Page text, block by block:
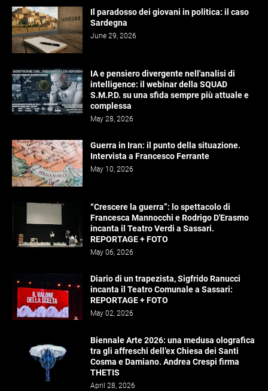
Il paradosso dei giovani in politica: il caso
Sardegna
June 29, 2026
IA e pensiero divergente nell'analisi di
intelligence: il webinar della SQUAD
S.M.P.D. su una sfida sempre più attuale e
complessa
May 28, 2026
Guerra in Iran: il punto della situazione.
Intervista a Francesco Ferrante
May 10, 2026
“Crescere la guerra”: lo spettacolo di
Francesca Mannocchi e Rodrigo D'Erasmo
incanta il Teatro Verdi a Sassari.
REPORTAGE + FOTO
May 06, 2026
Diario di un trapezista, Sigfrido Ranucci
incanta il Teatro Comunale a Sassari:
REPORTAGE + FOTO
May 02, 2026
Biennale Arte 2026: una medusa olografica
tra gli affreschi dell’ex Chiesa dei Santi
Cosma e Damiano. Andrea Crespi firma
THETIS
April 28, 2026